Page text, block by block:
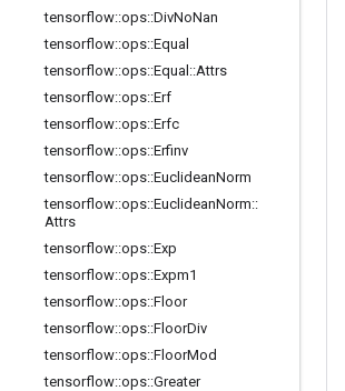
tensorflow::ops::DivNoNan
tensorflow::ops::Equal
tensorflow::ops::Equal ::Attrs
tensorflow::ops::Erf
tensorflow::ops::Erfc
tensorflow::ops::Erfinv
tensorflow::ops::EuclideanNorm
tensorflow::ops::EuclideanNorm::
Attrs
tensorflow::ops::Exp
tensorflow::ops::Expm1
tensorflow::ops::Floor
tensorflow::ops::FloorDiv
tensorflow::ops::FloorMod
tensorflow::ops::Greater